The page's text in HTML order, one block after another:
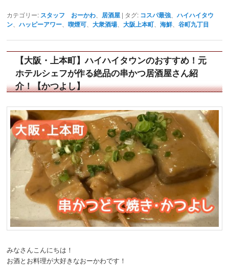
カテゴリー: スタッフ おーかわ、 居酒屋 | タグ: コスパ最強、ハイハイタウ
ン、ハッピーアワー、喫煙可、大衆酒場、大阪上本町、海鮮、谷町九丁目
【大阪・上本町】ハイハイタウンのおすすめ！元
ホテルシェフが作る絶品の串かつ居酒屋さん紹
介！【かつよし】
みなさんこんにちは！
お酒とお料理が大好きなおーかわです！